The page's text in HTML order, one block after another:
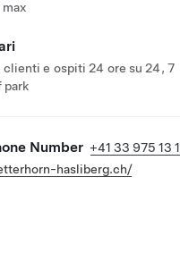
e ospiti 24 ore su 24, 7
park
Number +41 33 975 13
hasliberg.ch/